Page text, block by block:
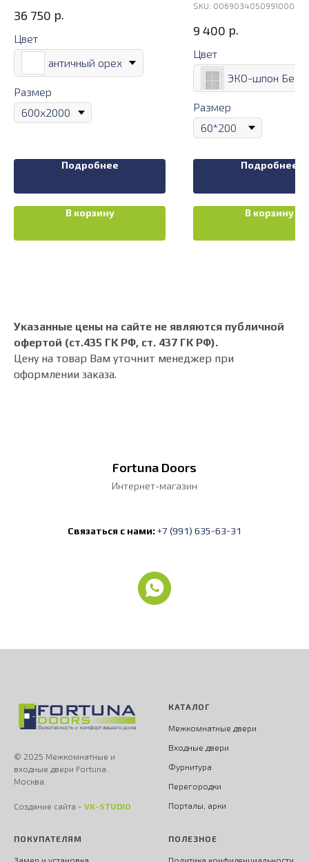
36 750 р.
Цвет
античный орех
Размер
Подробнее
В корзину
SKU:
9 400 р.
Цвет
Размер
Подробнее
В корзину
Указанные цены на сайте не являются публичной
офертой (ст.435 ГК РФ, cт. 437 ГК РФ).
Цену на товар Вам уточнит менеджер при
оформлении заказа.
Fortuna Doors
Интернет-магазин
Связаться с нами: +7 (991) 635-63-31
© 2025 Межкомнатные и
входные двери Fortuna.
Москва.
Создание сайта - VK-STUDIO
КАТАЛОГ
Межкомнатные двери
Входные двери
Фурнитура
Перегородки
Порталы, арки
ПОКУПАТЕЛЯМ ПОЛЕЗНОЕ